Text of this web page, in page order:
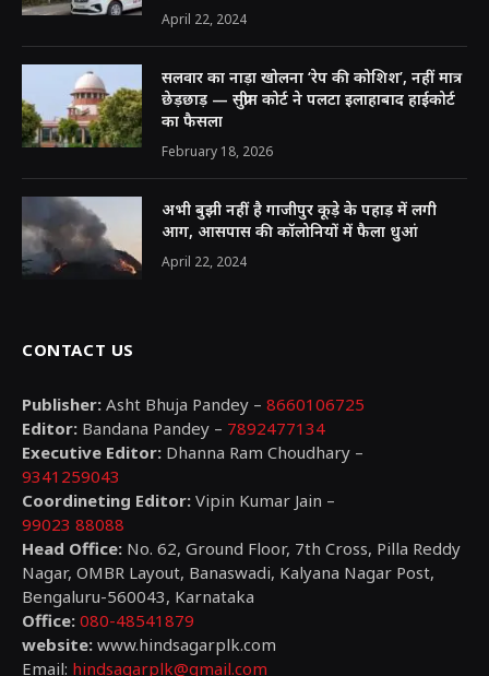
April 22, 2024
सलवार का नाड़ा खोलना ‘रेप की कोशिश’, नहीं मात्र
छेड़छाड़ — सुप्रीम कोर्ट ने पलटा इलाहाबाद हाईकोर्ट
का फैसला
February 18, 2026
अभी बुझी नहीं है गाजीपुर कूड़े के पहाड़ में लगी
आग, आसपास की कॉलोनियों में फैला धुआं
April 22, 2024
CONTACT US
Publisher: Asht Bhuja Pandey – 8660106725
Editor: Bandana Pandey – 7892477134
Executive Editor: Dhanna Ram Choudhary –
9341259043
Coordineting Editor: Vipin Kumar Jain –
99023 88088
Head Office: No. 62, Ground Floor, 7th Cross, Pilla Reddy
Nagar, OMBR Layout, Banaswadi, Kalyana Nagar Post,
Bengaluru-560043, Karnataka
Office: 080-48541879
website: www.hindsagarplk.com
Email: hindsagarplk@gmail.com